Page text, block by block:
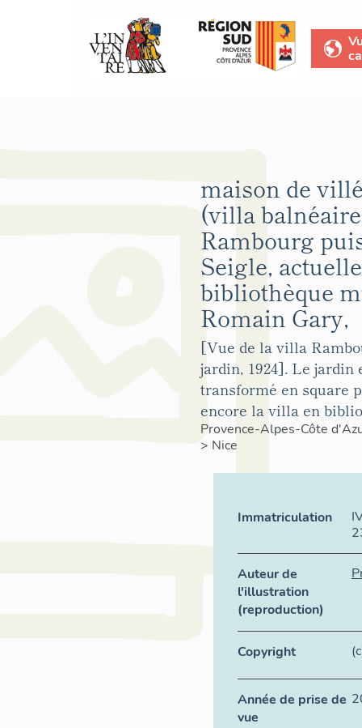
maison de
(villa
Rambourg
Seigle,
bibliothèque
Romain Gary,
[Vue de la villa
jardin, 1924]. Le jardin
transformé en square
encore la villa en
Provence-Alpes-Côte
> Nice
Immatriculation
Auteur de
l'illustration
(reproduction)
Copyright
Année de prise de
vue